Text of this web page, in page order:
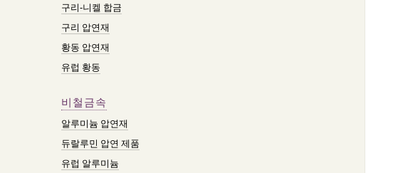
구리-니켈 합금
구리 압연재
황동 압연재
유럽 황동
비철금속
알루미늄 압연재
듀랄루민 압연 제품
유럽 알루미늄